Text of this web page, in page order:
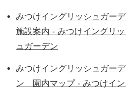
みつけイングリッシュガー
施設案内 - みつけイングリ
ュガーデン
みつけイングリッシュガーデ
ン 園内マップ - みつけイ